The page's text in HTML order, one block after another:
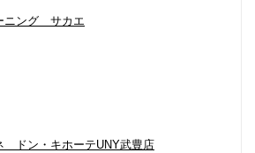
ニング サカエ
ドン・キホーテUNY武豊店